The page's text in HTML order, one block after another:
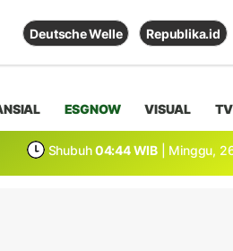
Deutsche Welle Republika.id
ESGNOW VISUAL TV
Shubuh 04:44 WIB | Minggu,